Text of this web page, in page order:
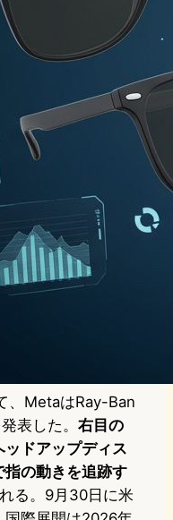
、MetaはRay-Ban
表した。 右目の
ドアップディス
の動きを追跡す
る。9月30日に米